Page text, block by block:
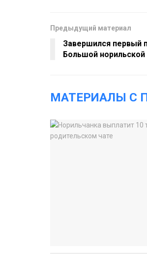
Предыдущий материал
Завершился первый
Большой норильской
МАТЕРИАЛЫ С